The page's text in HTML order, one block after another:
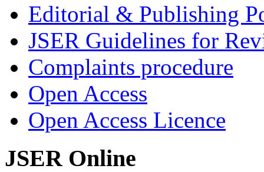
Editorial & Publishing
JSER Guidelines for
Complaints procedure
Open Access
Open Access Licence
JSER Online